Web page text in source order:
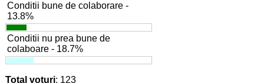
Conditii bune de colaborare -
13.8%
Conditii nu prea bune de
colaboare - 18.7%
Total voturi: 123